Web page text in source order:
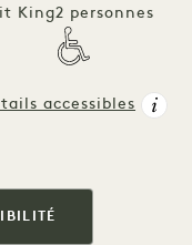
King2 personnes
accessibles